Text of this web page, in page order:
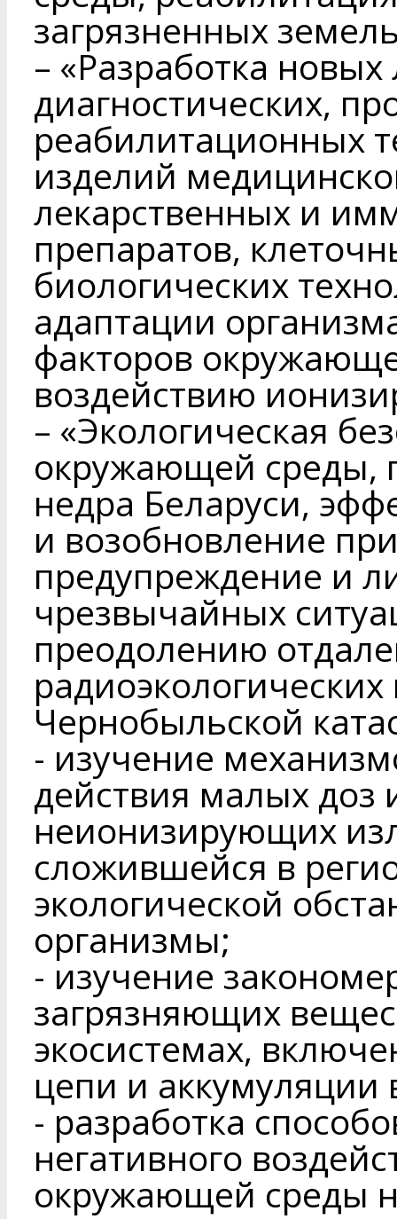
загрязненных
– «Разработка
диагностических,
реабилитационных
изделий
лекарственных и
препаратов,
биологических
адаптации
факторов
воздействию
– «Экологическая
окружающей среды,
недра Беларуси,
и возобновление
предупреждение и
чрезвычайных
преодолению
Чернобыльской
- изучение
действия малых
неионизирующих
сложившейся в
экологической
организмы;
- изучение
загрязняющих
экосистемах,
цепи и аккумуляции
- разработка
негативного
окружающей среды